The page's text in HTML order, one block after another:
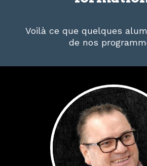
Voilà ce que quelques
de nos